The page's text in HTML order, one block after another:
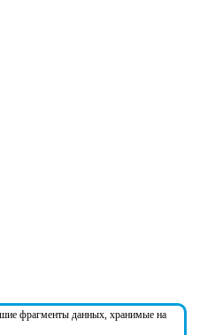
фрагменты данных, хранимые на